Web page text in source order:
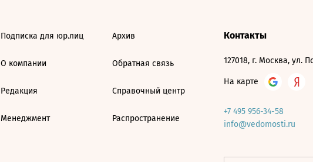
Подписка для юр.лиц
О компании
Редакция
Менеджмент
Архив
Обратная связь
Справочный центр
Распространение
Контакты
127018, г. Москва, ул.
На карте
+7 495 956-34-58
info@vedomosti.ru